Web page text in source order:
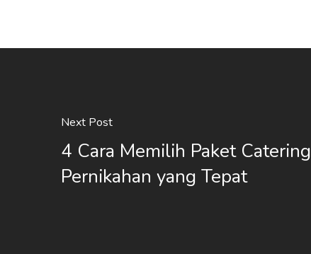
Next Post
4 Cara Memilih Paket Catering
Pernikahan yang Tepat